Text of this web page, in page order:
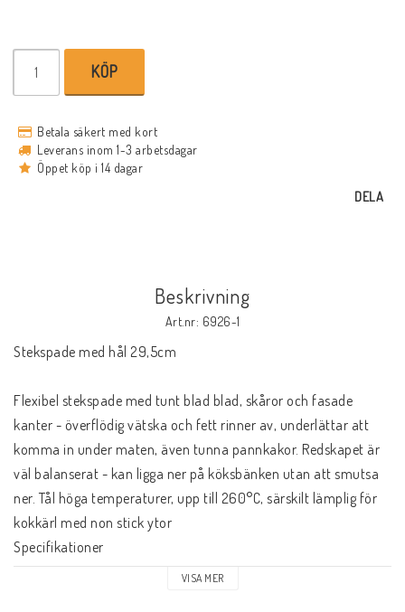
KÖP
Betala säkert med kort
Leverans inom 1-3 arbetsdagar
Öppet köp i 14 dagar
DELA
Beskrivning
Art.nr: 6926-1
Stekspade med hål 29,5cm
Flexibel stekspade med tunt blad blad, skåror och fasade
kanter - överflödig vätska och fett rinner av, underlättar att
komma in under maten, även tunna pannkakor. Redskapet är
väl balanserat - kan ligga ner på köksbänken utan att smutsa
ner. Tål höga temperaturer, upp till 260°C, särskilt lämplig för
kokkärl med non stick ytor
Specifikationer
Mått : 3,5x9x36cm
VISA MER